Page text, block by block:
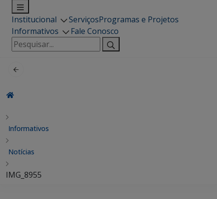
Institucional ServiçosProgramas e Projetos
Informativos
Fale Conosco
Pesquisar
por:
Informativos
Notícias
IMG_8955